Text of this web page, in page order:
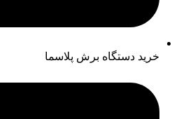
خرید دستگاه برش پلاسما